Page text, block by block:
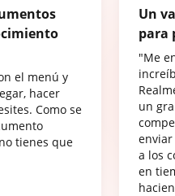
el menú y
hacer
Como se
tienes que
Un
para
"Me
un
a los
en